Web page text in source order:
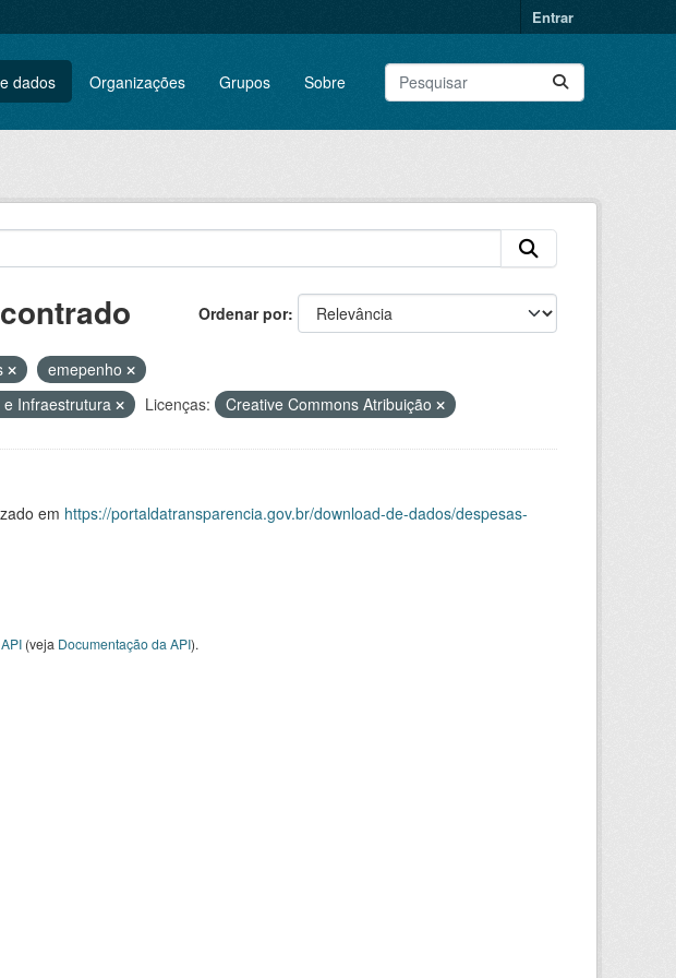
Entrar
dados Organizações Grupos Sobre
Ordenar por
emepenho
Infraestrutura Licenças: Creative Commons Atribuição
em https://portaldatransparencia.gov.br/download-de-dados/despesas-
API(veja Documentação da API).